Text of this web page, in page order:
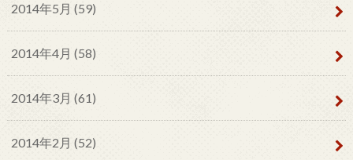
2014年5月 (59)
2014年4月 (58)
2014年3月 (61)
2014年2月 (52)